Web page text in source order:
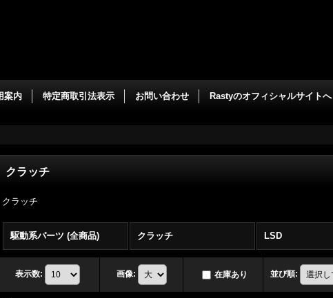
案内 特定商取引法表示 お問い合わせ Rastyのオフィシャルサイトへ
クラッチ
クラッチ
駆動系パーツ (全商品) クラッチ LSD
表示数: 画像: 在庫あり 並び順: